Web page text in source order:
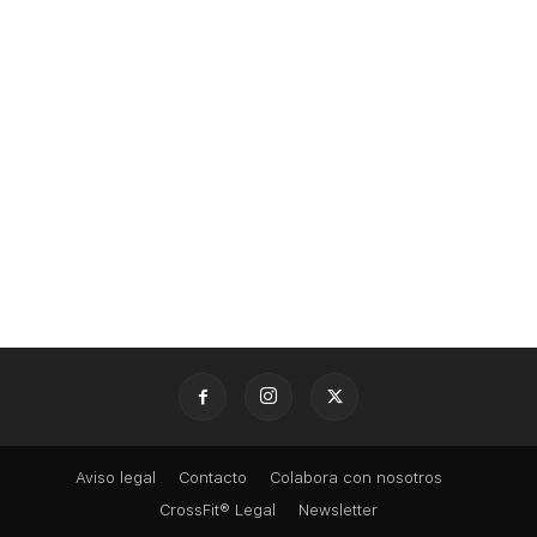
Aviso legal Contacto
Colabora con nosotros
CrossFit® Legal
Newsletter